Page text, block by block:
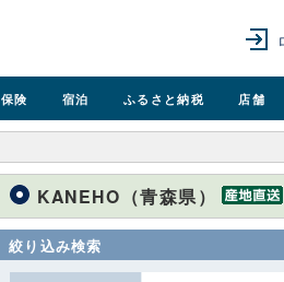
保険 宿泊 ふるさと納税 店舗
KANEHO（青森県）
絞り込み検索